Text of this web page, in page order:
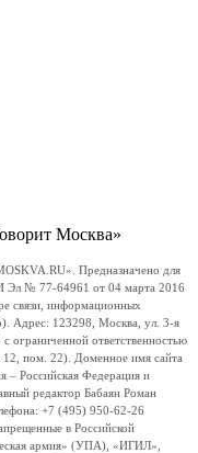
Москва»
Предназначено для
Эл № 77-64961 от 04 марта 2016
связи, информационных
Адрес: 123298, Москва, ул. 3-я
ограниченной ответственностью
пом. 22). Доменное имя сайта
– Российская Федерация и
редактор Бабаян Роман
+7 (495) 950-62-26
в Российской
армия» (УПА), «ИГИЛ»,